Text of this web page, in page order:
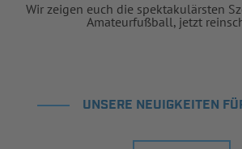
Wir zeigen euch die spektakulärsten
Amateurfußball, jetzt
UNSERE NEUIGKEITEN